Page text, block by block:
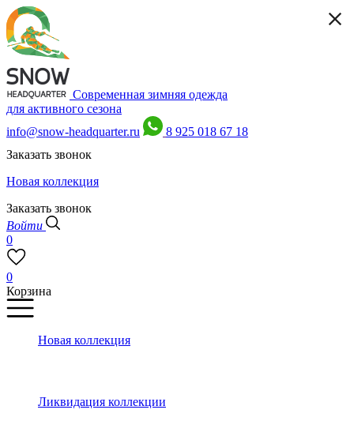
Современная зимняя одежда
для активного сезона
info@snow-headquarter.ru
8 925 018 67 18
Заказать звонок
Новая коллекция
Заказать звонок
Войти
0
0
Корзина
Новая коллекция
Ликвидация коллекции